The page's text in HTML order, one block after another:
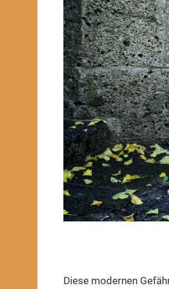
Diese modernen